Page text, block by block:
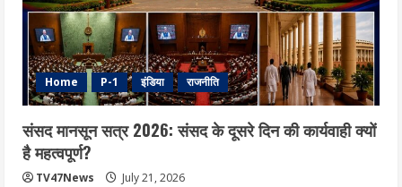
Home P-1 इंडिया राजनीति
संसद मानसून सत्र 2026: संसद के दूसरे दिन की कार्यवाही क्यों
है महत्वपूर्ण?
TV47News July 21, 2026